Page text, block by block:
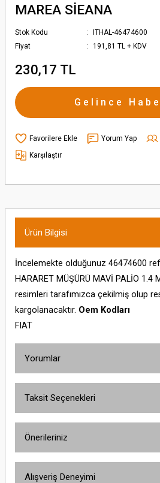
MAREA SİEANA
Stok Kodu
ITHAL-46474600
Fiyat
191,81 TL + KDV
230,17 TL
Gelince
Yorum Yap
Karşılaştır
Ürün Bilgisi
İncelemekte olduğunuz 46474600
HARARET MÜŞÜRÜ MAVİ PALİO 1.4
resimleri tarafımızca çekilmiş olup
kargolanacaktır. Oem Kodları
FIAT
Yorumlar
Taksit Seçenekleri
Önerileriniz
yetersiz gördüğünüz noktaları öneri
Alışveriş Deneyimi